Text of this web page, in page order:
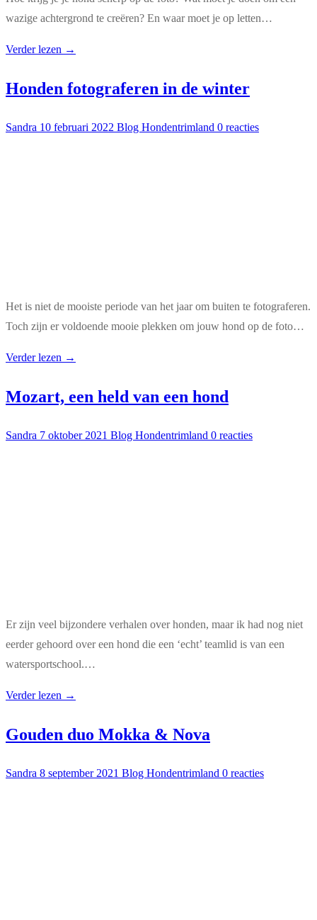
wazige achtergrond te creëren? En waar moet je op letten…
Verder lezen →
Honden fotograferen in de winter
Sandra 10 februari 2022 Blog Hondentrimland 0 reacties
Het is niet de mooiste periode van het jaar om buiten te fotograferen.
Toch zijn er voldoende mooie plekken om jouw hond op de foto…
Verder lezen →
Mozart, een held van een hond
Sandra 7 oktober 2021 Blog Hondentrimland 0 reacties
Er zijn veel bijzondere verhalen over honden, maar ik had nog niet
eerder gehoord over een hond die een ‘echt’ teamlid is van een
watersportschool.…
Verder lezen →
Gouden duo Mokka & Nova
Sandra 8 september 2021 Blog Hondentrimland 0 reacties